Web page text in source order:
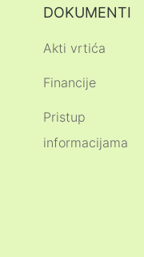
DOKUMENTI
Akti vrtića
Financije
Pristup
informacijama